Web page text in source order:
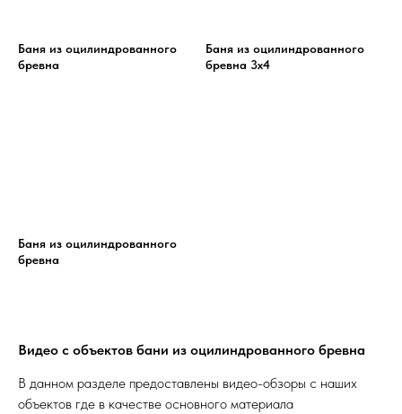
Баня из оцилиндрованного
бревна
Баня из оцилиндрованного
бревна 3х4
Баня из оцилиндрованного
бревна
Видео с объектов бани из оцилиндрованного бревна
В данном разделе предоставлены видео-обзоры с наших
объектов где в качестве основного материала